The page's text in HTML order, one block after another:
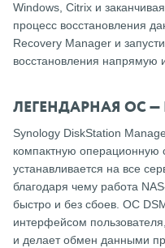
Windows, Citrix и
процесс восстановления
Recovery Manager и
восстановления напрямую
ЛЕГЕНДАРНАЯ ОС —
Synology DiskStation
компактную операционную
устанавливается на все
благодаря чему работа
быстро и без сбоев. ОС
интерфейсом
и делает обмен данными